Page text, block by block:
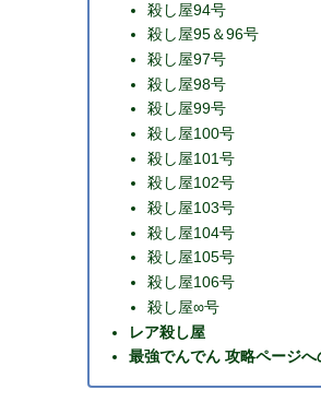
殺し屋94号
殺し屋95＆96号
殺し屋97号
殺し屋98号
殺し屋99号
殺し屋100号
殺し屋101号
殺し屋102号
殺し屋103号
殺し屋104号
殺し屋105号
殺し屋106号
殺し屋∞号
レア殺し屋
最強でんでん 攻略ページへ